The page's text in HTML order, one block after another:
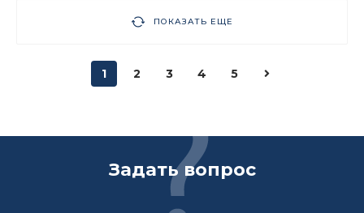
ПОКАЗАТЬ ЕЩЕ
1 2 3 4 5
Задать вопрос